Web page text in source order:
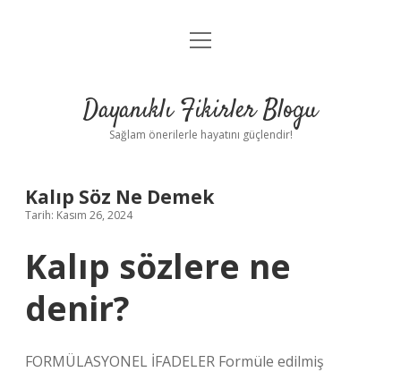
Anasayfa
Yasal Uyarı
menüyü
Dayanıklı Fikirler Blogu
Sağlam önerilerle hayatını güçlendir!
Kalıp Söz Ne Demek
Tarih: Kasım 26, 2024
Kalıp sözlere ne
denir?
FORMÜLASYONEL İFADELER Formüle edilmiş